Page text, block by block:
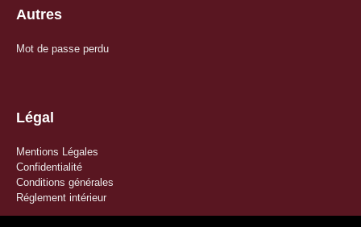
Autres
Mot de passe perdu
Légal
Mentions Légales
Confidentialité
Conditions générales
Réglement intérieur